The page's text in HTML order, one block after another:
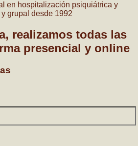
en hospitalización psiquiátrica y
grupal desde 1992
realizamos todas las
presencial y online